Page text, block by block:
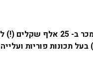
עגל ההרבעה היקר ביותר, מספר 378, במכירה הפומבית, טופח